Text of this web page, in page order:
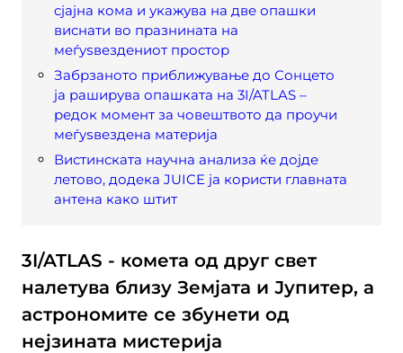
сјајна кома и укажува на две опашки
виснати во празнината на
меѓуѕвездениот простор
Забрзаното приближување до Сонцето
ја раширува опашката на 3I/ATLAS –
редок момент за човештвото да проучи
меѓуѕвездена материја
Вистинската научна анализа ќе дојде
летово, додека JUICE ја користи главната
антена како штит
3I/ATLAS - комета од друг свет
налетува близу Земјата и Јупитер, а
астрономите се збунети од
нејзината мистерија